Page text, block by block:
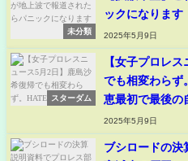
未分類
ックになります
2025年5月9日
スターダム
【女子プロレ
でも相変わらず
恵最初で最後の
2025年5月9日
ブシロードの決